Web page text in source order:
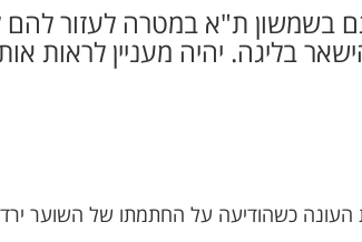
בשמשון ת"א במטרה לעזור להם
בליגה. יהיה מעניין לראות
כשהודיעה על החתמתו של השוער ירדן